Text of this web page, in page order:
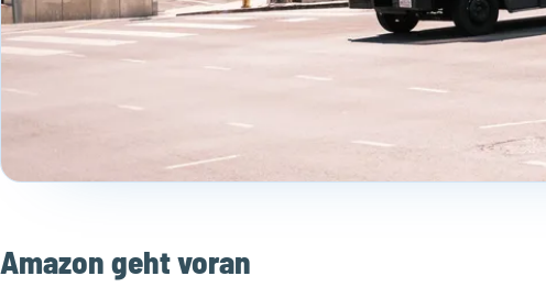
Amazon geht voran